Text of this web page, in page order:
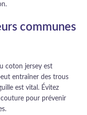
communes
coton jersey est
entraîner des trous
est vital. Évitez
pour prévenir